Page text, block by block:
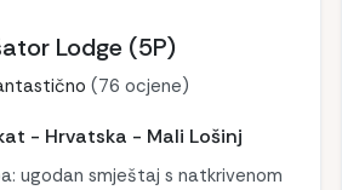
Lodge (5P)
(76 ocjene)
- Hrvatska - Mali Lošinj
ugodan smještaj s natkrivenom